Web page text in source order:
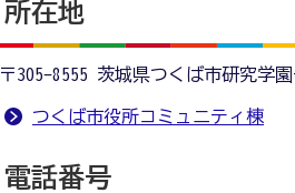
所在地
〒305-8555 茨城県つくば市研究学園
つくば市役所コミュニティ棟
電話番号